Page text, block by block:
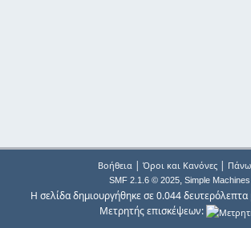
Βοήθεια| Όροι και Κανόνες|
SMF 2.1.6 © 2025, Simple Machines
Η σελίδα δημιουργήθηκε σε 0.044
Μετρητής επισκέψεων: